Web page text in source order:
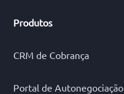
Produtos
CRM de Cobrança
Portal de Autonegociação